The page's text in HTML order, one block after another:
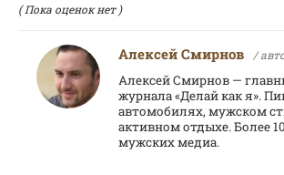
( Пока оценок нет )
Алексей Смирнов /
Алексей Смирнов —
журнала «Делай как я».
автомобилях, мужском
активном отдыхе. Более
мужских медиа.